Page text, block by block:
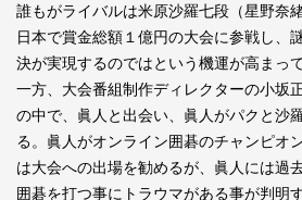
誰もがライバルは米原沙羅七段（星野奈
日本で賞金総額１億円の大会に参戦し、
決が実現するのではという機運が高まって
一方、大会番組制作ディレクターの小坂
の中で、眞人と出会い、眞人がパクと沙
る。眞人がオンライン囲碁のチャンピオ
は大会への出場を勧めるが、眞人には過
囲碁を打つ事にトラウマがある事が判明